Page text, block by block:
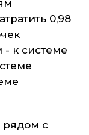
0,98
- к системе
рядом с